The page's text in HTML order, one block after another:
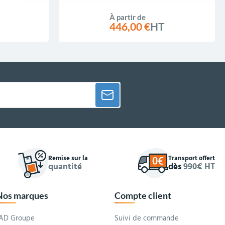
À partir de
446,00 €HT
Remise sur la
quantité
Transport offert
dès990€ HT
marques
Groupe
Compte client
Suivi de commande